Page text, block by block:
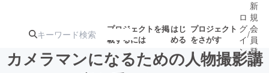
プロジェクトを掲
載するには
はじ
める
プロジェクト
をさがす
ロ
グ
イ
ン
/
新
規
会
員
登
録
カメラマンになるための人物撮影講